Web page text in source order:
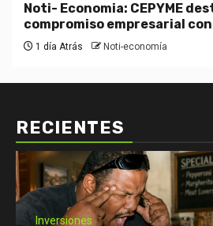
Noti- Economia: CEPYME
compromiso empresarial
1 día Atrás Noti-economía
RECIENTES
Inversiones